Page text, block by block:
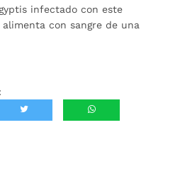
infectado con este
con sangre de una